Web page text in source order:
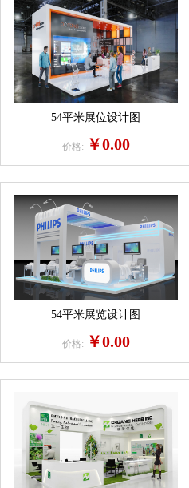
54平米展位设计图
价格: ￥0.00
54平米展览设计图
价格: ￥0.00